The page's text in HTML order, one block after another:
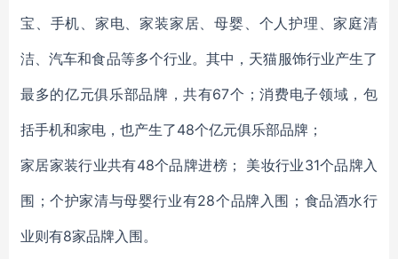
宝、手机、家电、家装家居、母婴、个人护理、家庭清
洁、汽车和食品等多个行业。其中，天猫服饰行业产生了
最多的亿元俱乐部品牌，共有67个；消费电子领域，包
括手机和家电，也产生了48个亿元俱乐部品牌；
家居家装行业共有48个品牌进榜； 美妆行业31个品牌入
围；个护家清与母婴行业有28个品牌入围；食品酒水行
业则有8家品牌入围。